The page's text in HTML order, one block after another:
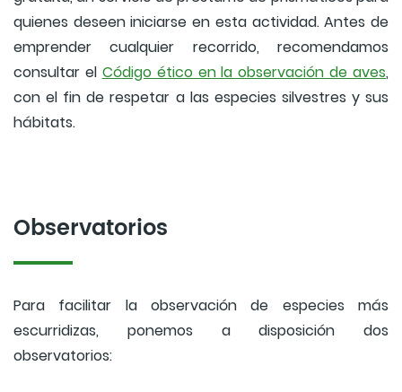
quienes deseen iniciarse en esta actividad. Antes de
emprender cualquier recorrido, recomendamos
consultar el Código ético en la observación de aves,
con el fin de respetar a las especies silvestres y sus
hábitats.
Observatorios
Para facilitar la observación de especies más
escurridizas, ponemos a disposición dos
observatorios: